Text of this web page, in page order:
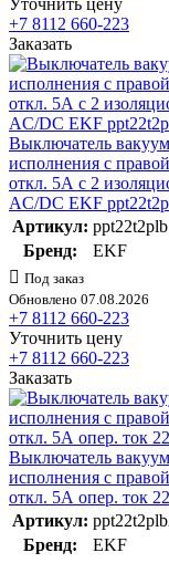
Уточнить цену
+7 8112 660-223
Заказать
Выключатель
исполнения с
откл. 5А с 2
AC/DC EKF
Артикул:
Бренд:
EKF
Под заказ
Обновлено 07.08.2026
+7 8112 660-223
Уточнить цену
+7 8112 660-223
Заказать
Выключатель
исполнения с
откл. 5А опер. ток
Артикул:
Бренд:
EKF